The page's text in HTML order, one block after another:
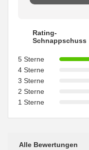
Rating-
Schnappschuss
5 Sterne
4 Sterne
3 Sterne
2 Sterne
1 Sterne
Alle Bewertungen